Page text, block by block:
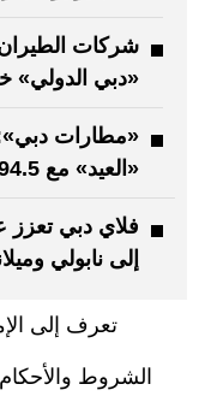
«دبي الدولي» خلال
«العيد» مع 194.5 ألف مسافر متوقع
فلاي دبي تعزز
إلى نابولي
تعرف إلى
الشروط والأحكام